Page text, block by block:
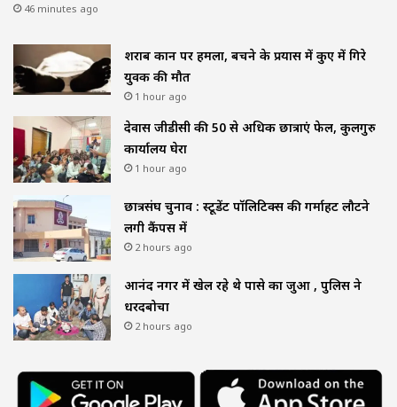
46 minutes ago
शराब दुकान पर हमला, बचने के प्रयास में कुए में गिरे
युवक की मौत
1 hour ago
देवास जीडीसी की 50 से अधिक छात्राएं फेल, कुलगुरु
कार्यालय घेरा
1 hour ago
छात्रसंघ चुनाव : स्टूडेंट पॉलिटिक्स की गर्माहट लौटने
लगी कैंपस में
2 hours ago
आनंद नगर में खेल रहे थे पासे का जुआ , पुलिस ने
धरदबोचा
2 hours ago